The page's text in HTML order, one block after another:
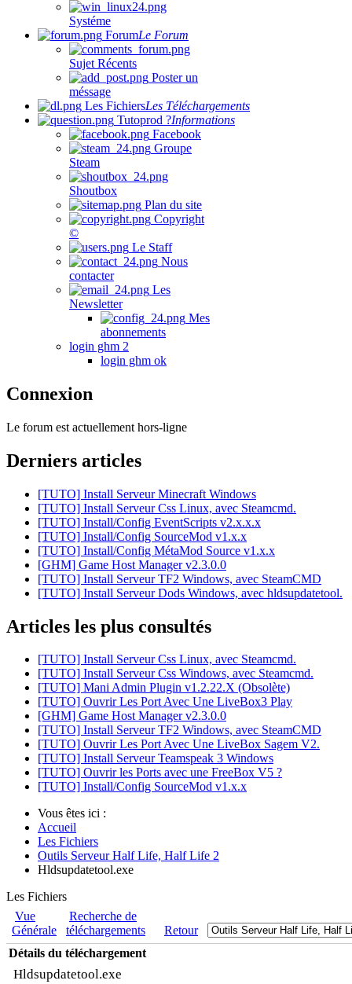
Systéme
ForumLe Forum
Sujet Récents
Poster un
méssage
Les FichiersLes Téléchargements
Tutoprod ?Informations
Facebook
Groupe
Steam
Shoutbox
Plan du site
Copyright
©
Le Staff
Nous
contacter
Les
Newsletter
Mes
abonnements
login ghm 2
login ghm ok
Connexion
Le forum est actuellement hors-ligne
Derniers articles
[TUTO] Install Serveur Minecraft Windows
[TUTO] Install Serveur Css Linux, avec Steamcmd.
[TUTO] Install/Config EventScripts v2.x.x.x
[TUTO] Install/Config SourceMod v1.x.x
[TUTO] Install/Config MétaMod Source v1.x.x
[GHM] Game Host Manager v2.3.0.0
[TUTO] Install Serveur TF2 Windows, avec SteamCMD
[TUTO] Install Serveur Dods Windows, avec hldsupdatetool.
Articles les plus consultés
[TUTO] Install Serveur Css Linux, avec Steamcmd.
[TUTO] Install Serveur Css Windows, avec Steamcmd.
[TUTO] Mani Admin Plugin v1.2.22.X (Obsolète)
[TUTO] Ouvrir Les Port Avec Une LiveBox3 Play
[GHM] Game Host Manager v2.3.0.0
[TUTO] Install Serveur TF2 Windows, avec SteamCMD
[TUTO] Ouvrir Les Port Avec Une LiveBox Sagem V2.
[TUTO] Install Serveur Teamspeak 3 Windows
[TUTO] Ouvrir les Ports avec une FreeBox V5 ?
[TUTO] Install/Config SourceMod v1.x.x
Vous êtes ici :
Accueil
Les Fichiers
Outils Serveur Half Life, Half Life 2
Hldsupdatetool.exe
Les Fichiers
Vue
Générale
Recherche de
téléchargements
Retour
Détails du téléchargement
Hldsupdatetool.exe